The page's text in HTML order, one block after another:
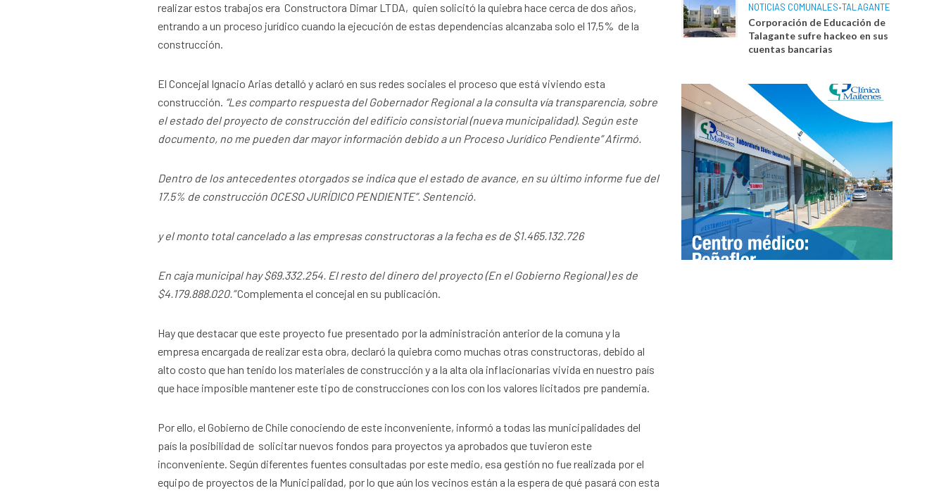
realizar estos trabajos era Constructora Dimar LTDA, quien solicitó la quiebra hace cerca de dos años,
entrando a un proceso jurídico cuando la ejecución de estas dependencias alcanzaba solo el 17,5% de la
construcción.
El Concejal Ignacio Arias detalló y aclaró en sus redes sociales el proceso que está viviendo esta
construcción. “Les comparto respuesta del Gobernador Regional a la consulta vía transparencia, sobre
el estado del proyecto de construcción del edificio consistorial (nueva municipalidad). Según este
documento, no me pueden dar mayor información debido a un Proceso Jurídico Pendiente” Afirmó.
Dentro de los antecedentes otorgados se indica que el estado de avance, en su último informe fue del
17.5% de construcción OCESO JURÍDICO PENDIENTE”. Sentenció.
y el monto total cancelado a las empresas constructoras a la fecha es de $1.465.132.726
En caja municipal hay $69.332.254. El resto del dinero del proyecto (En el Gobierno Regional) es de
$4.179.888.020.”Complementa el concejal en su publicación.
Hay que destacar que este proyecto fue presentado por la administración anterior de la comuna y la
empresa encargada de realizar esta obra, declaró la quiebra como muchas otras constructoras, debido al
alto costo que han tenido los materiales de construcción y a la alta ola inflacionarias vivida en nuestro país
que hace imposible mantener este tipo de construcciones con los con los valores licitados pre pandemia.
Por ello, el Gobierno de Chile conociendo de este inconveniente, informó a todas las municipalidades del
país la posibilidad de solicitar nuevos fondos para proyectos ya aprobados que tuvieron este
inconveniente. Según diferentes fuentes consultadas por este medio, esa gestión no fue realizada por el
equipo de proyectos de la Municipalidad, por lo que aún los vecinos están a la espera de qué pasará con esta
NOTICIAS COMUNALES•TALAGANTE
Corporación de Educación de
Talagante sufre hackeo en sus
cuentas bancarias